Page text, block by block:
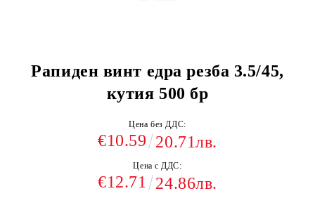
Рапиден винт едра резба 3.5/45,
кутия 500 бр
Цена без ДДС:
€10.59 20.71лв.
Цена с ДДС:
€12.71 24.86лв.